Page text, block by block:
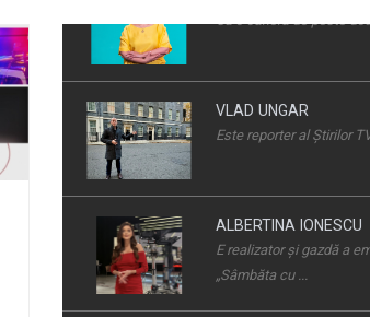
„Sâmbăta cu ...
COSMIN BĂLEANU